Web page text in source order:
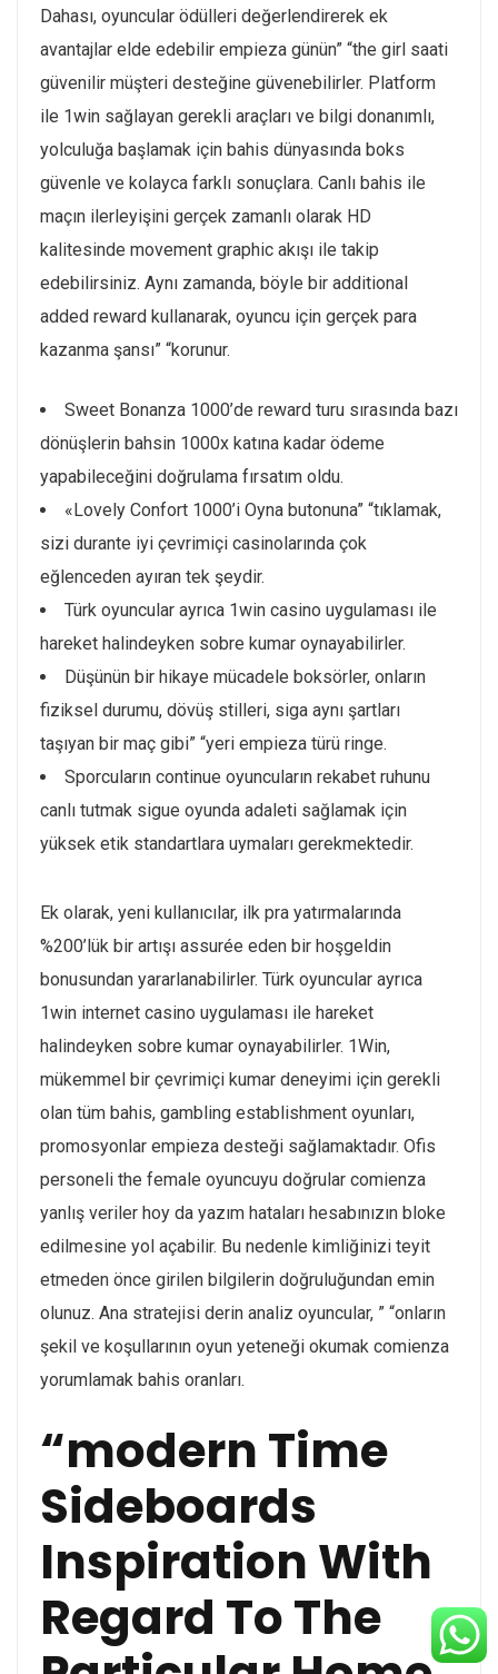
Dahası, oyuncular ödülleri değerlendirerek ek
avantajlar elde edebilir empieza günün” “the girl saati
güvenilir müşteri desteğine güvenebilirler. Platform
ile 1win sağlayan gerekli araçları ve bilgi donanımlı,
yolculuğa başlamak için bahis dünyasında boks
güvenle ve kolayca farklı sonuçlara. Canlı bahis ile
maçın ilerleyişini gerçek zamanlı olarak HD
kalitesinde movement graphic akışı ile takip
edebilirsiniz. Aynı zamanda, böyle bir additional
added reward kullanarak, oyuncu için gerçek para
kazanma şansı” “korunur.
Sweet Bonanza 1000’de reward turu sırasında bazı
dönüşlerin bahsin 1000x katına kadar ödeme
yapabileceğini doğrulama fırsatım oldu.
«Lovely Confort 1000’i Oyna butonuna” “tıklamak,
sizi durante iyi çevrimiçi casinolarında çok
eğlenceden ayıran tek şeydir.
Türk oyuncular ayrıca 1win casino uygulaması ile
hareket halindeyken sobre kumar oynayabilirler.
Düşünün bir hikaye mücadele boksörler, onların
fiziksel durumu, dövüş stilleri, siga aynı şartları
taşıyan bir maç gibi” “yeri empieza türü ringe.
Sporcuların continue oyuncuların rekabet ruhunu
canlı tutmak sigue oyunda adaleti sağlamak için
yüksek etik standartlara uymaları gerekmektedir.
Ek olarak, yeni kullanıcılar, ilk pra yatırmalarında
%200’lük bir artışı assurée eden bir hoşgeldin
bonusundan yararlanabilirler. Türk oyuncular ayrıca
1win internet casino uygulaması ile hareket
halindeyken sobre kumar oynayabilirler. 1Win,
mükemmel bir çevrimiçi kumar deneyimi için gerekli
olan tüm bahis, gambling establishment oyunları,
promosyonlar empieza desteği sağlamaktadır. Ofis
personeli the female oyuncuyu doğrular comienza
yanlış veriler hoy da yazım hataları hesabınızın bloke
edilmesine yol açabilir. Bu nedenle kimliğinizi teyit
etmeden önce girilen bilgilerin doğruluğundan emin
olunuz. Ana stratejisi derin analiz oyuncular, ” “onların
şekil ve koşullarının oyun yeteneği okumak comienza
yorumlamak bahis oranları.
“modern Time
Sideboards
Inspiration With
Regard To The